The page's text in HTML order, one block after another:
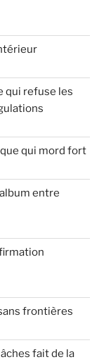
qui refuse les
qui mord fort
entre
frontières
fait de la